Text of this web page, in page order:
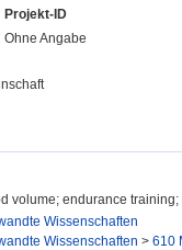
Projekt-ID
Ohne Angabe
volume; endurance
Wissenschaften
Wissenschaften > 610